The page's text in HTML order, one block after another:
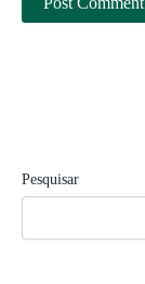
Pesquisar